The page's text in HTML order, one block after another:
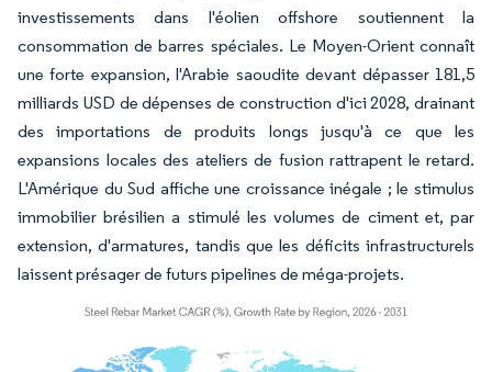
investissements dans l'éolien offshore soutiennent la
consommation de barres spéciales. Le Moyen-Orient connaît
une forte expansion, l'Arabie saoudite devant dépasser 181,5
milliards USD de dépenses de construction d'ici 2028, drainant
des importations de produits longs jusqu'à ce que les
expansions locales des ateliers de fusion rattrapent le retard.
L'Amérique du Sud affiche une croissance inégale ; le stimulus
immobilier brésilien a stimulé les volumes de ciment et, par
extension, d'armatures, tandis que les déficits infrastructurels
laissent présager de futurs pipelines de méga-projets.